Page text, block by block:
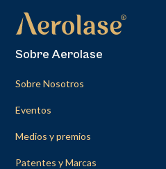
Sobre Aerolase
Sobre Nosotros
Eventos
Medios y premios
Patentes y Marcas